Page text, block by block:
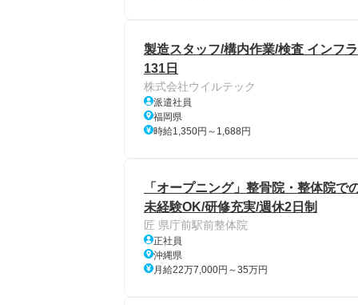
製造スタッフ/構内作業/検査 インフ
131日
株式会社ウイルテック
派遣社員
福岡県
時給1,350円～1,688円
「オープニング」整骨院・整体院
未経験OK/研修充実/週休2日制
匠 県庁前駅前整体院
正社員
沖縄県
月給22万7,000円～35万円